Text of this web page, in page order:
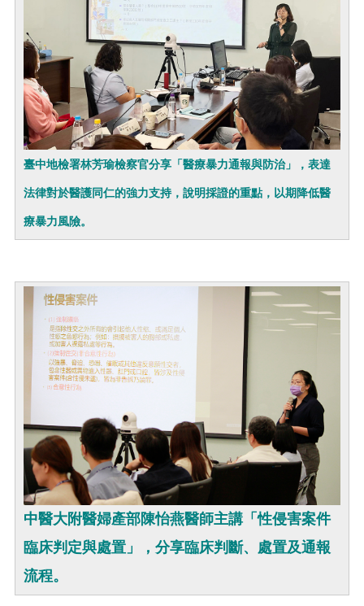
臺中地檢署林芳瑜檢察官分享「醫療暴力通報與防治」，表達
法律對於醫護同仁的強力支持，說明採證的重點，以期降低醫
療暴力風險。
中醫大附醫婦產部陳怡燕醫師主講「性侵害案件
臨床判定與處置」，分享臨床判斷、處置及通報
流程。